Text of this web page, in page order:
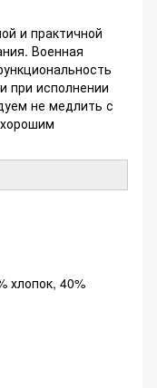
и практичной
Военная
при исполнении
не медлить с
хлопок, 40%